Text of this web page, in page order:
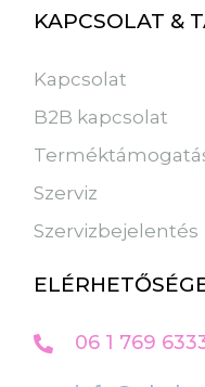
KAPCSOLAT &
Kapcsolat
B2B kapcsolat
Szerviz
Szervizbejelentés
06 1 769